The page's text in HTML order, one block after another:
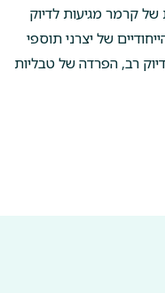
קרמר מגיעות לדיוק
הייחודיים של יצרני תוספי
רב, הפרדה של טבליות